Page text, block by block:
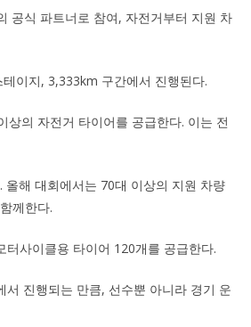
공식 파트너로 참여, 자전거부터 지원 차
이지, 3,333km 구간에서 진행된다.
의 자전거 타이어를 공급한다. 이는 전
해 대회에서는 70대 이상의 지원 차량
께한다.
사이클용 타이어 120개를 공급한다.
진행되는 만큼, 선수뿐 아니라 경기 운